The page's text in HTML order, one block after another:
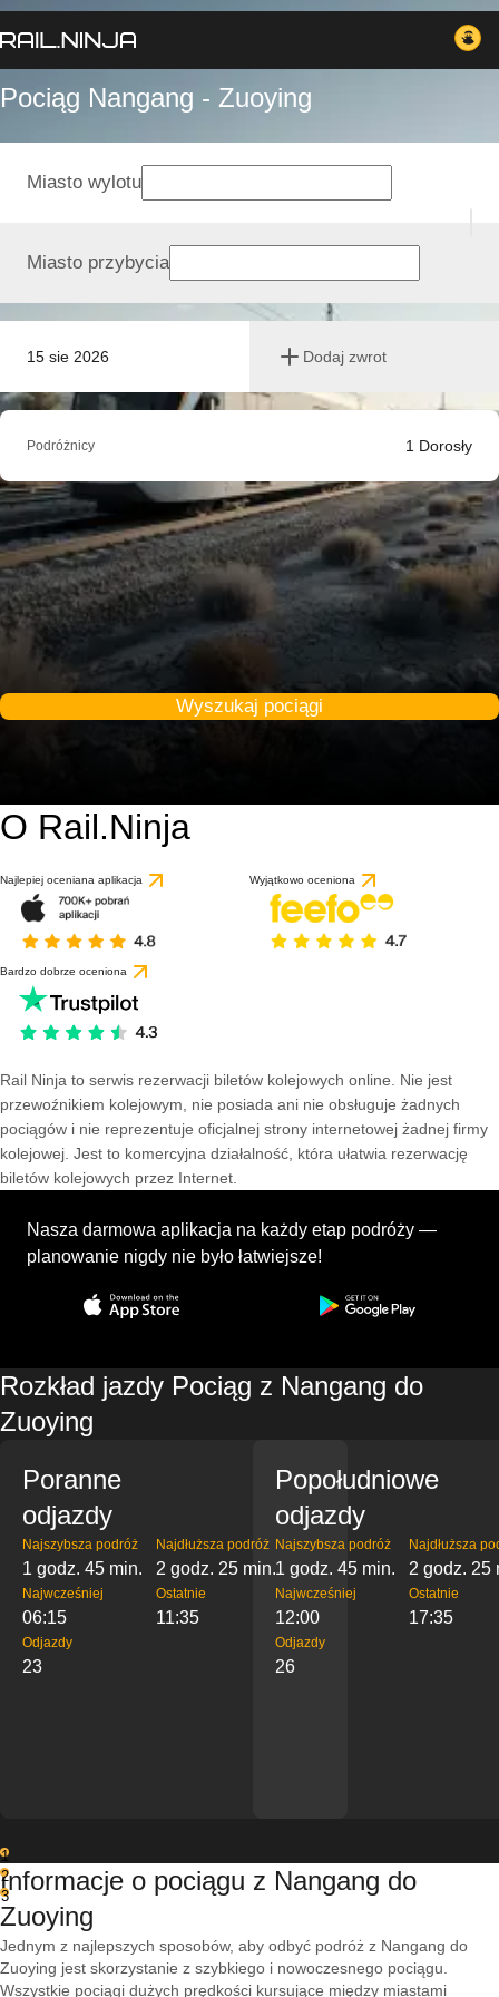
Pociąg Nangang - Zuoying
15 sie 2026 Dodaj zwrot
Miasto wylotu
Miasto przybycia
Podróżnicy 1 Dorosły
Wyszukaj pociągi
O Rail.Ninja
Najlepiej oceniana aplikacja Wyjątkowo oceniona
Bardzo dobrze oceniona
Rail Ninja to serwis rezerwacji biletów kolejowych online. Nie jest
przewoźnikiem kolejowym, nie posiada ani nie obsługuje żadnych
pociągów i nie reprezentuje oficjalnej strony internetowej żadnej firmy
kolejowej. Jest to komercyjna działalność, która ułatwia rezerwację
biletów kolejowych przez Internet.
Nasza darmowa aplikacja na każdy etap podróży —
planowanie nigdy nie było łatwiejsze!
Rozkład jazdy Pociąg z Nangang do
Zuoying
Poranne
odjazdy
Najszybsza podróż
1 godz. 45 min.
Najdłuższa podróż
2 godz. 25 min.
Najwcześniej
06:15
Ostatnie
11:35
Odjazdy
23
Popołudniowe
odjazdy
Najszybsza podróż
1 godz. 45 min.
Najdłuższa
2 godz. 25
Najwcześniej
12:00
Ostatnie
17:35
Odjazdy
26
1
2
3
Informacje o pociągu z Nangang do
Zuoying
Jednym z najlepszych sposobów, aby odbyć podróż z Nangang do
Zuoying jest skorzystanie z szybkiego i nowoczesnego pociągu.
Wszystkie pociągi dużych prędkości kursujące między miastami